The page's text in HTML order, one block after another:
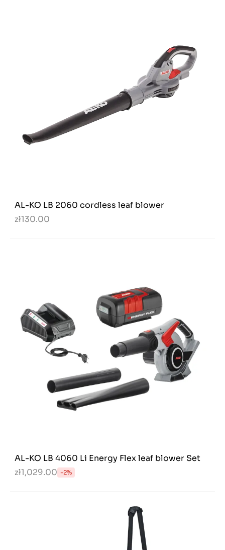
AL-KO LB 2060 cordless leaf blower
zł130.00
AL-KO LB 4060 Li Energy Flex leaf blower Set
zł1,029.00 -2%